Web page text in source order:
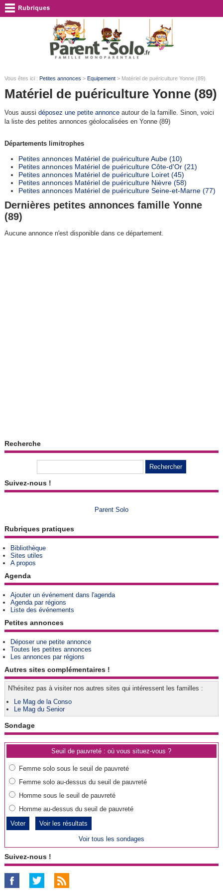
Vous êtes ici : Petites annonces > Equipement> Matériel de puériculture Yonne (89)
Matériel de puériculture Yonne (89)
Vous aussi déposez une petite annonceautour de la famille. Sinon, voici
la liste des petites annonces géolocalisées en Yonne (89)
Départements limitrophes
Petites annonces Matériel de puériculture Aube (10)
Petites annonces Matériel de puériculture Côte-d'Or (21)
Petites annonces Matériel de puériculture Loiret (45)
Petites annonces Matériel de puériculture Nièvre (58)
Petites annonces Matériel de puériculture Seine-et-Marne (77)
Dernières petites annonces famille Yonne
(89)
Aucune annonce n'est disponible dans ce département.
Recherche
Suivez-nous !
Parent Solo
Rubriques pratiques
Bibliothèque
Sites utiles
A propos
Agenda
Ajouter un événement dans l'agenda
Agenda par régions
Liste des événements
Petites annonces
Déposer une petite annonce
Toutes les petites annonces
Les annonces par régions
Autres sites complémentaires !
N'hésitez pas à visiter nos autres sites qui intéressent les familles :
Le Mag de la Conso
Le Mag du Senior
Sondage
Seuil de pauvreté : où vous situez-vous ?
Femme solo sous le seuil de pauvreté
Femme solo au-dessus du seuil de pauvreté
Homme sous le seuil de pauvreté
Homme au-dessus du seuil de pauvreté
Voir les résultats
Voir tous les sondages
Suivez-nous !